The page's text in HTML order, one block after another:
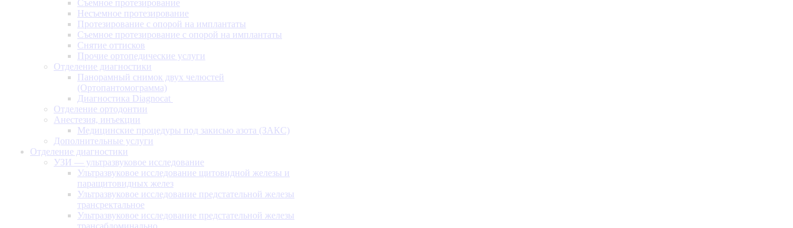
Съемное протезирование
Несъемное протезирование
Протезирование с опорой на имплантаты
Съемное протезирование с опорой на имплантаты
Снятие оттисков
Прочие ортопедические услуги
Отделение диагностики
Панорамный снимок двух челюстей
(Ортопантомограмма)
Диагностика Diagnocat
Отделение ортодонтии
Анестезия, инъекции
Медицинские процедуры под закисью азота (ЗАКС)
Дополнительные услуги
Отделение диагностики
УЗИ — ультразвуковое исследование
Ультразвуковое исследование щитовидной железы и
паращитовидных желез
Ультразвуковое исследование предстательной железы
трансректальное
Ультразвуковое исследование предстательной железы
трансабдоминально